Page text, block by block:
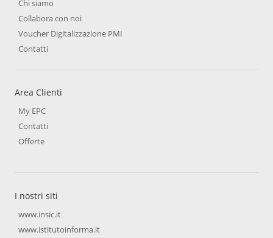
Chi siamo
Collabora con noi
Voucher Digitalizzazione PMI
Contatti
Area Clienti
My EPC
Contatti
Offerte
I nostri siti
www.insic.it
www.istitutoinforma.it